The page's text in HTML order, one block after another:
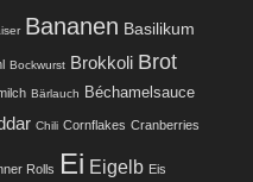
Bananen Basilikum
Bockwurst Brokkoli Brot
Bärlauch Béchamelsauce
Chili Cornflakes Cranberries
Rolls Ei Eigelb Eis